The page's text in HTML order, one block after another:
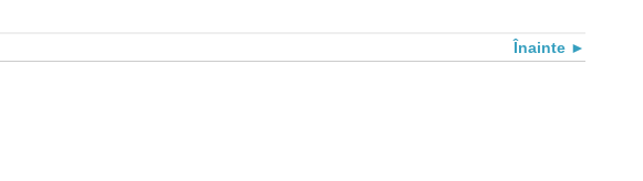
Înainte